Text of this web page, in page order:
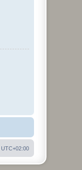
UTC+02:00